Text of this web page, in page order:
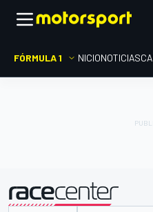
FÓRMULA 1 INICIONOTICIAS